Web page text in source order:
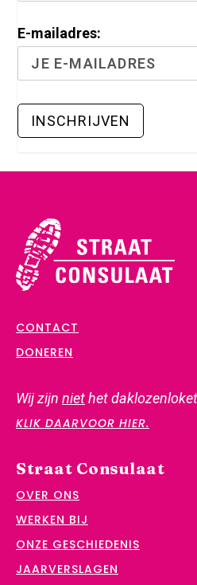
E-mailadres:
CONTACT
DONEREN
Wij zijn niethet
KLIK DAARVOOR HIER.
Straat Consulaat
OVER ONS
WERKEN BIJ
ONZE GESCHIEDENIS
JAARVERSLAGEN